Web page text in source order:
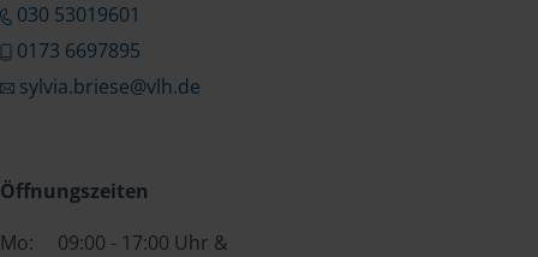
030 53019601
0173 6697895
sylvia.briese@vlh.de
Öffnungszeiten
Mo:
09:00 - 17:00 Uhr &